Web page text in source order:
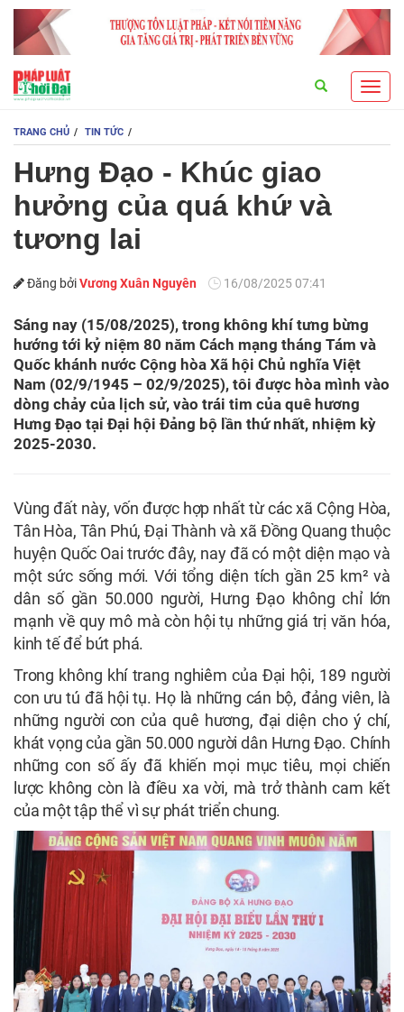
TRANG CHỦ TIN TỨC
Hưng Đạo - Khúc giao
hưởng của quá khứ và
tương lai
Đăng bởiVương Xuân Nguyên 16/08/2025 07:41
Sáng nay (15/08/2025), trong không khí tưng bừng
hướng tới kỷ niệm 80 năm Cách mạng tháng Tám và
Quốc khánh nước Cộng hòa Xã hội Chủ nghĩa Việt
Nam (02/9/1945 – 02/9/2025), tôi được hòa mình vào
dòng chảy của lịch sử, vào trái tim của quê hương
Hưng Đạo tại Đại hội Đảng bộ lần thứ nhất, nhiệm kỳ
2025-2030.
Vùng đất này, vốn được hợp nhất từ các xã Cộng Hòa,
Tân Hòa, Tân Phú, Đại Thành và xã Đồng Quang thuộc
huyện Quốc Oai trước đây, nay đã có một diện mạo và
một sức sống mới. Với tổng diện tích gần 25 km² và
dân số gần 50.000 người, Hưng Đạo không chỉ lớn
mạnh về quy mô mà còn hội tụ những giá trị văn hóa,
kinh tế để bứt phá.
Trong không khí trang nghiêm của Đại hội, 189 người
con ưu tú đã hội tụ. Họ là những cán bộ, đảng viên, là
những người con của quê hương, đại diện cho ý chí,
khát vọng của gần 50.000 người dân Hưng Đạo. Chính
những con số ấy đã khiến mọi mục tiêu, mọi chiến
lược không còn là điều xa vời, mà trở thành cam kết
của một tập thể vì sự phát triển chung.